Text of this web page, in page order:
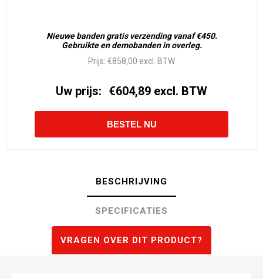
Nieuwe banden gratis verzending vanaf €450.
Gebruikte en demobanden in overleg.
Prijs: €858,00 excl. BTW
Uw prijs: €604,89 excl. BTW
BESCHRIJVING
SPECIFICATIES
VRAGEN OVER DIT PRODUCT?